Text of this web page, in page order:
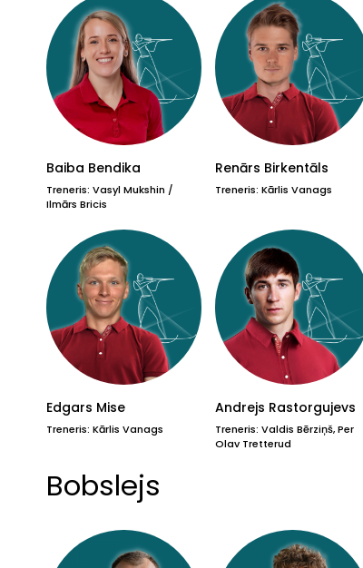
Baiba Bendika
Treneris: Vasyl Mukshin /
Ilmārs Bricis
Renārs Birkentāls
Treneris: Kārlis Vanags
Edgars Mise
Treneris: Kārlis Vanags
Andrejs Rastorgujevs
Treneris: Valdis Bērziņš, Per
Olav Tretterud
Bobslejs